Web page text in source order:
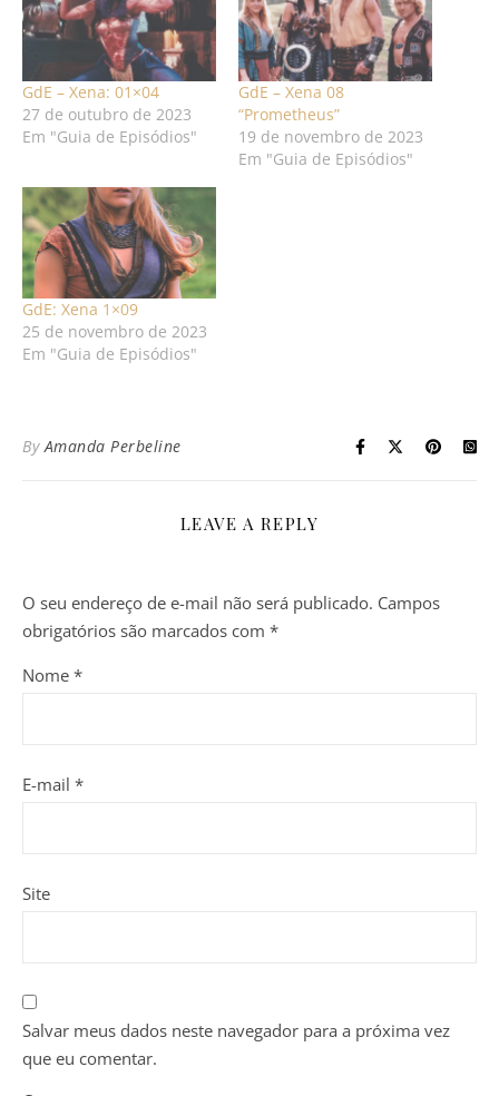
GdE – Xena: 01×04
27 de outubro de 2023
Em "Guia de Episódios"
GdE – Xena 08
“Prometheus”
19 de novembro de 2023
Em "Guia de Episódios"
GdE: Xena 1×09
25 de novembro de 2023
Em "Guia de Episódios"
ByAmanda Perbeline
LEAVE A REPLY
O seu endereço de e-mail não será publicado. Campos
obrigatórios são marcados com *
Nome *
E-mail *
Site
Salvar meus dados neste navegador para a próxima vez
que eu comentar.